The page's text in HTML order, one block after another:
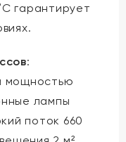
гарантирует
:
мощностью
лампы
поток 660